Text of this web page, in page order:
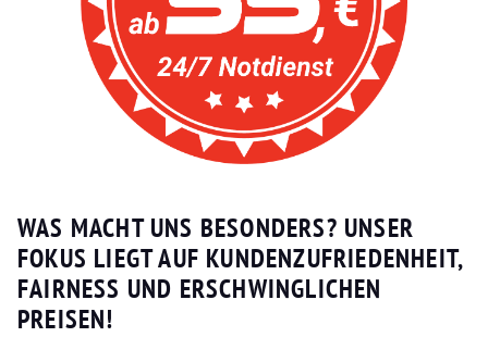
WAS MACHT UNS BESONDERS? UNSER
FOKUS LIEGT AUF KUNDENZUFRIEDENHEIT,
FAIRNESS UND ERSCHWINGLICHEN
PREISEN!